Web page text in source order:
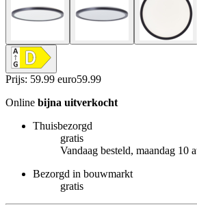
Prijs: 59.99 euro59.99
Online bijna uitverkocht
Thuisbezorgd
gratis
Vandaag besteld, maandag 10
Bezorgd in bouwmarkt
gratis